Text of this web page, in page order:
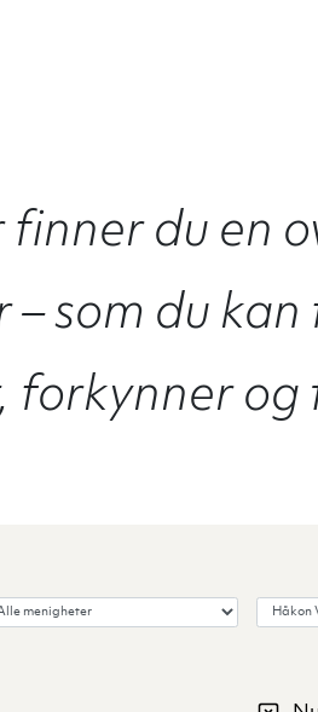
du en
– som du
forkynner og
menighet